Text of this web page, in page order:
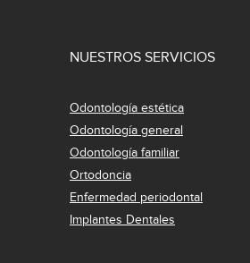
NUESTROS SERVICIOS
Odontología estética
Odontología general
Odontología familiar
Ortodoncia
Enfermedad periodontal
Implantes Dentales